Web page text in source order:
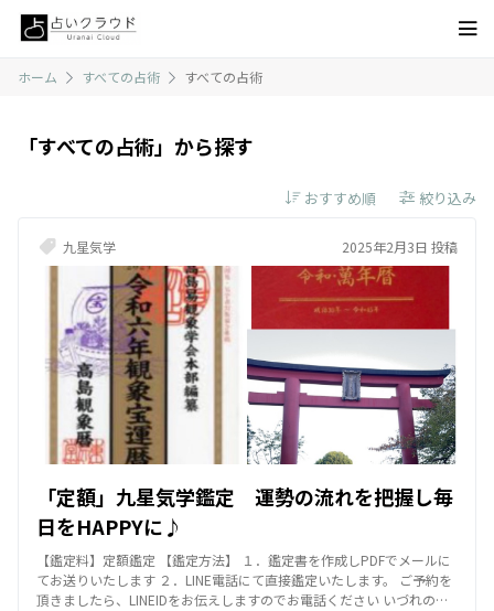
ホーム すべての占術 すべての占術
「すべての占術」から探す
絞り込み
九星気学 2025年2月3日 投稿
「定額」九星気学鑑定 運勢の流れを把握し毎
日をHAPPYに♪
【鑑定料】定額鑑定 【鑑定方法】 １．鑑定書を作成しPDFでメールに
てお送りいたします ２．LINE電話にて直接鑑定いたします。 ご予約を
頂きましたら、LINEIDをお伝えしますのでお電話ください いづれの場